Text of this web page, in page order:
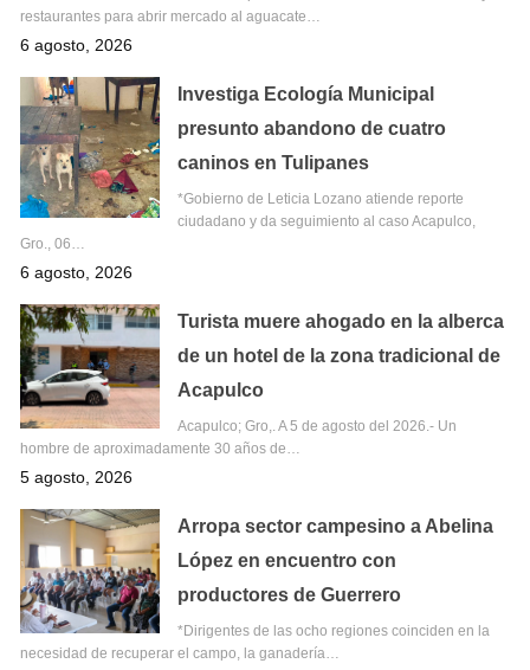
restaurantes para abrir mercado al aguacate…
6 agosto, 2026
Investiga Ecología Municipal
presunto abandono de cuatro
caninos en Tulipanes
*Gobierno de Leticia Lozano atiende reporte
ciudadano y da seguimiento al caso Acapulco,
Gro., 06…
6 agosto, 2026
Turista muere ahogado en la alberca
de un hotel de la zona tradicional de
Acapulco
Acapulco; Gro,. A 5 de agosto del 2026.- Un
hombre de aproximadamente 30 años de…
5 agosto, 2026
Arropa sector campesino a Abelina
López en encuentro con
productores de Guerrero
*Dirigentes de las ocho regiones coinciden en la
necesidad de recuperar el campo, la ganadería…